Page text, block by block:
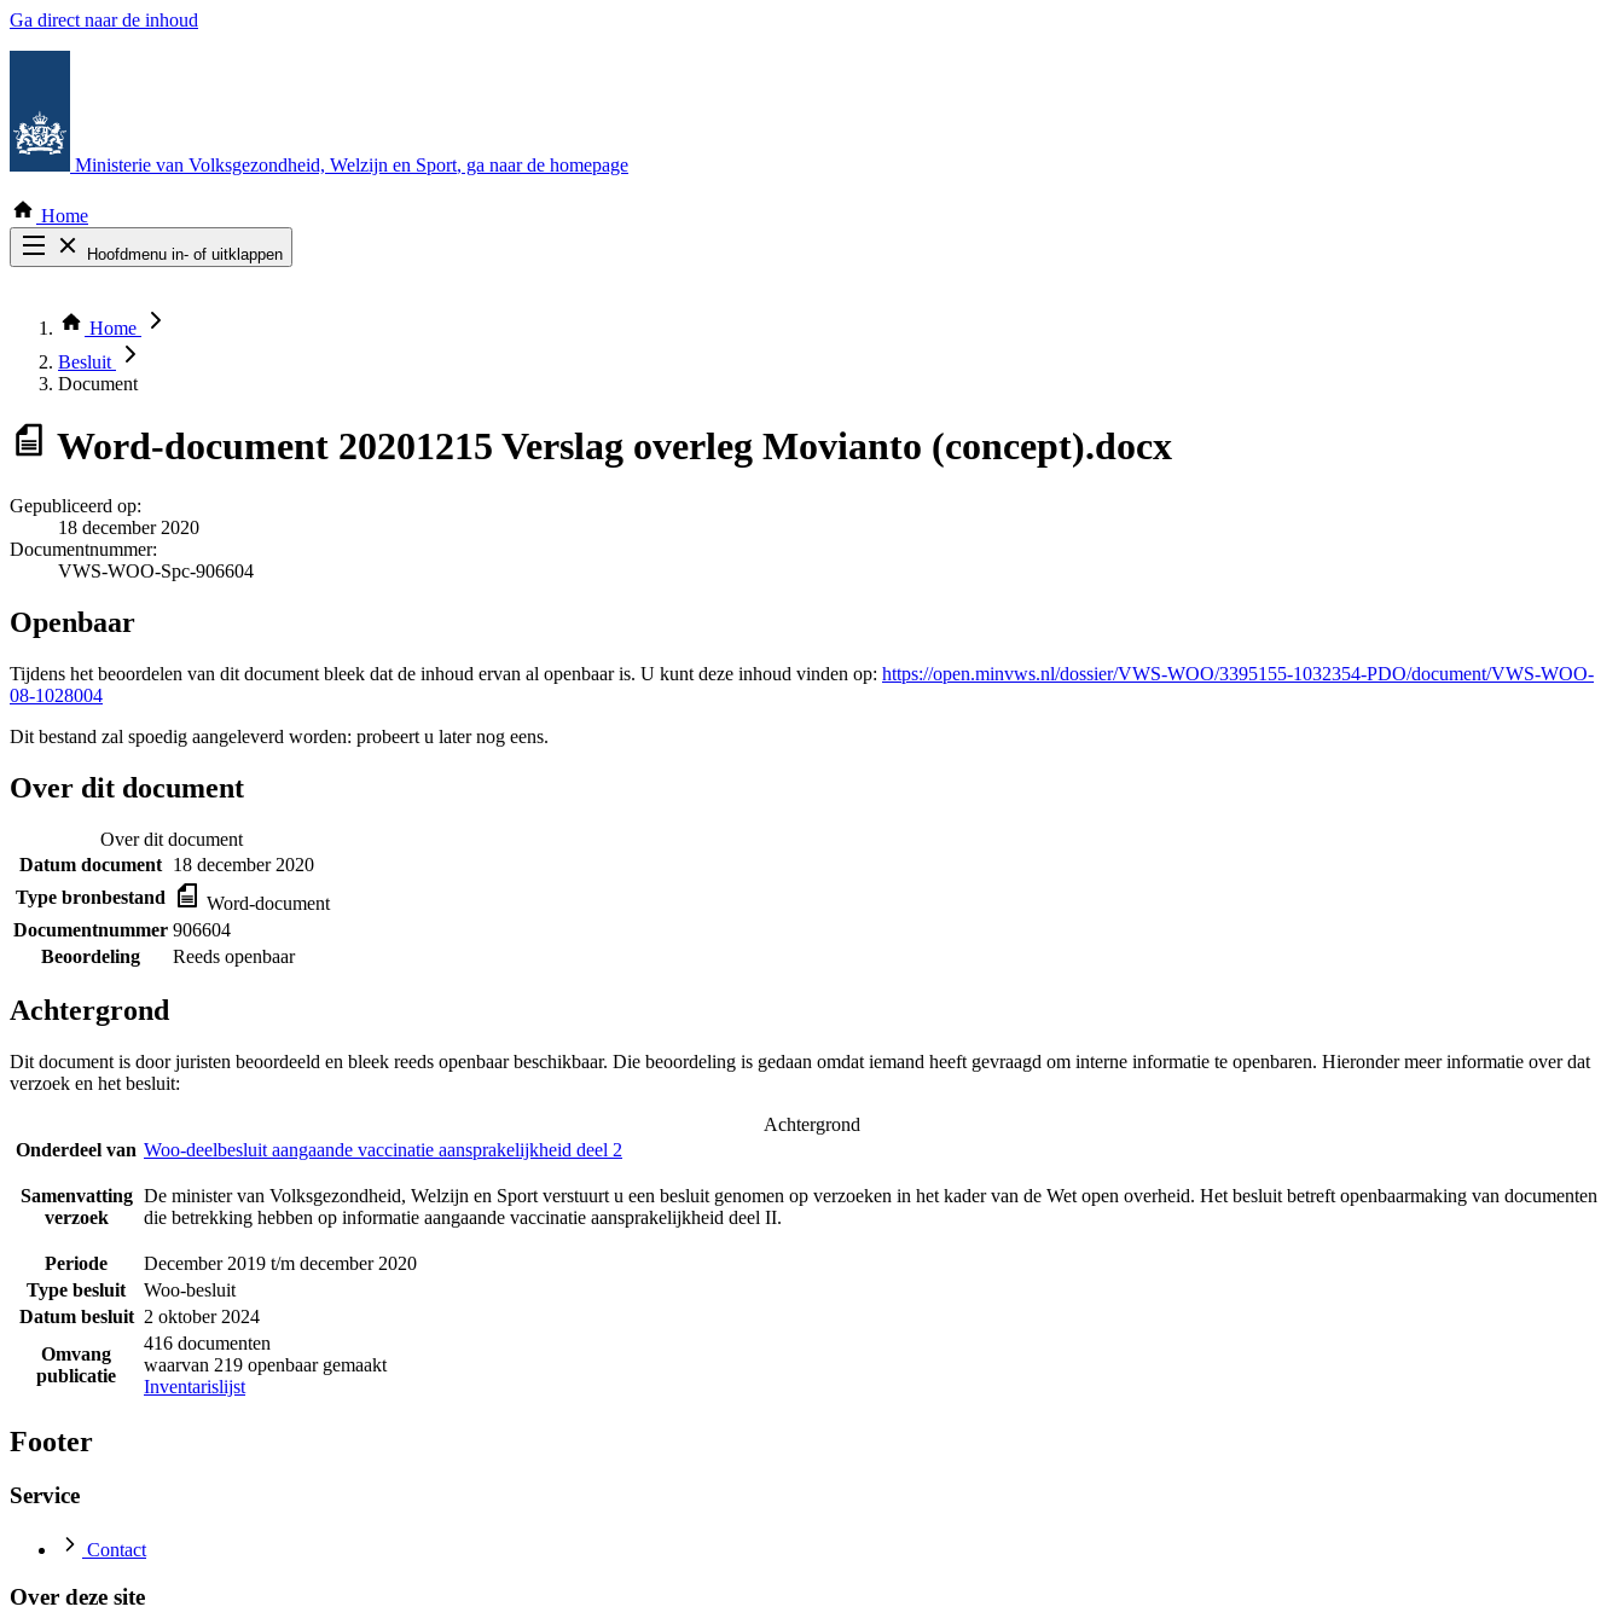
Ga direct naar de inhoud
Ministerie van Volksgezondheid, Welzijn en Sport, ga naar de homepage
Home
Hoofdmenu in- of uitklappen
Thema COVID-19
Bekijk per bestuursorgaan
Home
Besluit
Document
Word-document 20201215 Verslag overleg Movianto (concept).docx
Gepubliceerd op:
18 december 2020
Documentnummer:
VWS-WOO-Spc-906604
Openbaar
Tijdens het beoordelen van dit document bleek dat de inhoud ervan al openbaar is. U kunt deze inhoud vinden op: https://open.minvws.nl/dossier/VWS-WOO/3395155-1032354-PDO/document/VWS-WOO-
08-1028004
Dit bestand zal spoedig aangeleverd worden: probeert u later nog eens.
Over dit document
Over dit document
Datum document 18 december 2020
Type bronbestand
Word-document
Documentnummer 906604
Beoordeling
Reeds openbaar
Achtergrond
Dit document is door juristen beoordeeld en bleek reeds openbaar beschikbaar. Die beoordeling is gedaan omdat iemand heeft gevraagd om interne informatie te openbaren. Hieronder meer informatie over dat
verzoek en het besluit:
Achtergrond
Onderdeel van Woo-deelbesluit aangaande vaccinatie aansprakelijkheid deel 2
Samenvatting
verzoek
De minister van Volksgezondheid, Welzijn en Sport verstuurt u een besluit genomen op verzoeken in het kader van de Wet open overheid. Het besluit betreft openbaarmaking van documenten
die betrekking hebben op informatie aangaande vaccinatie aansprakelijkheid deel II.
Periode
December 2019 t/m december 2020
Type besluit
Woo-besluit
Datum besluit 2 oktober 2024
Omvang
publicatie
416 documenten
waarvan 219 openbaar gemaakt
Inventarislijst
Footer
Service
Contact
Over deze site